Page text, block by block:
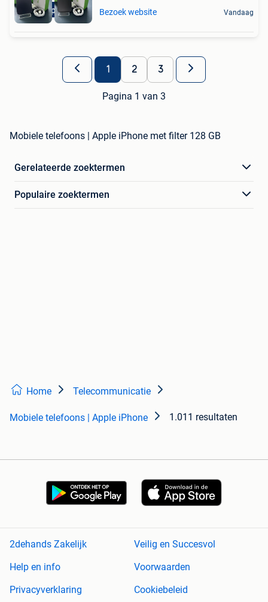
Beste prijs BE Bezoek website Vandaag
1 2 3
Pagina 1 van 3
Mobiele telefoons | Apple iPhone met filter 128 GB
Gerelateerde zoektermen
Populaire zoektermen
Home Telecommunicatie
Mobiele telefoons | Apple iPhone 1.011 resultaten
2dehands Zakelijk
Veilig en Succesvol
Help en info
Voorwaarden
Privacyverklaring
Cookiebeleid